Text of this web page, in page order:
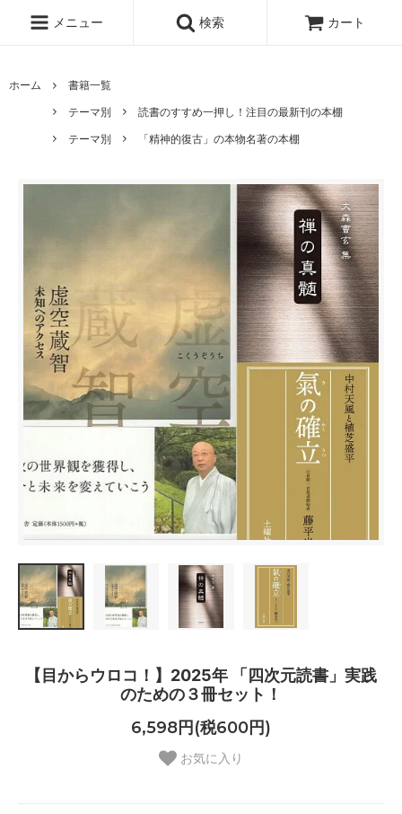
メニュー 検索 カート
ホーム
書籍一覧
テーマ別
読書のすすめ一押し！注目の最新刊の本棚
テーマ別
「精神的復古」の本物名著の本棚
【目からウロコ！】2025年 「四次元読書」実践
のための３冊セット！
6,598円(税600円)
お気に入り